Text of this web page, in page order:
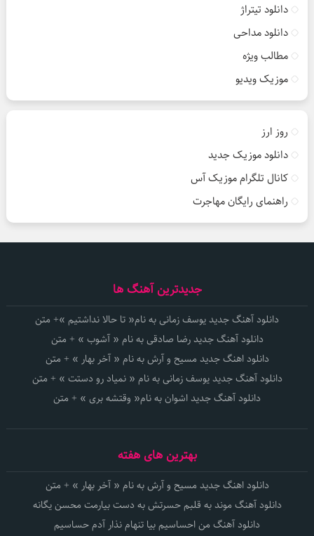
دانلود تیتراژ
دانلود مداحی
مطالب ویژه
موزیک ویدیو
روز ارز
دانلود موزیک جدید
کانال تلگرام موزیک آس
راهنمای رایگان مهاجرت
جدیدترین آهنگ ها
دانلود آهنگ جدید یوسف زمانی به نام« تا حالا نداشتیم »+ متن
دانلود آهنگ جدید رضا صادقی به نام « آشوب » + متن
دانلود اهنگ جدید مسیح و آرش به نام « آخر بهار » + متن
دانلود آهنگ جدید یوسف زمانی به نام « نمیاد رو دستت » + متن
دانلود آهنگ جدید اشوان به نام« وقتشه بری » + متن
بهترین های هفته
دانلود اهنگ جدید مسیح و آرش به نام « آخر بهار » + متن
دانلود آهنگ موند به قلبم حسرتش به دست بیارمت محسن یگانه
دانلود آهنگ من احساسیم بیا تنهام نذار آدم حساسیم